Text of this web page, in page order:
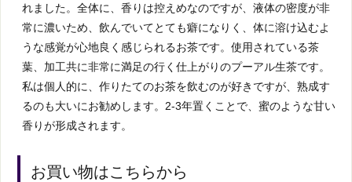
れました。全体に、香りは控えめなのですが、液体の密度が非
常に濃いため、飲んでいてとても癖になりく、体に溶け込むよ
うな感覚が心地良く感じられるお茶です。使用されている茶
葉、加工共に非常に満足の行く仕上がりのプーアル生茶です。
私は個人的に、作りたてのお茶を飲むのが好きですが、熟成す
るのも大いにお勧めします。2-3年置くことで、蜜のような甘い
香りが形成されます。
お買い物はこちらから